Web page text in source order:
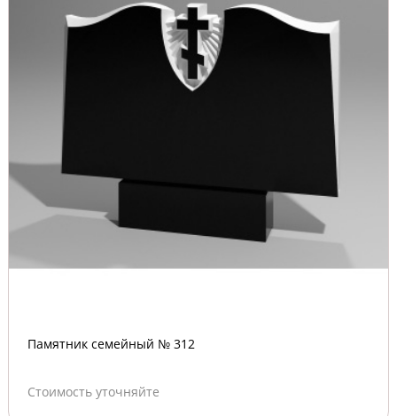
Памятник семейный № 312
Стоимость уточняйте